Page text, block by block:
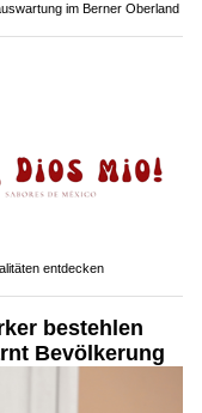
im Berner Oberland
entdecken
bestehlen
Bevölkerung